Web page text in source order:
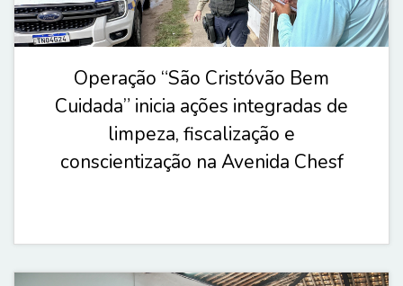
Operação “São Cristóvão Bem
Cuidada” inicia ações integradas de
limpeza, fiscalização e
conscientização na Avenida Chesf